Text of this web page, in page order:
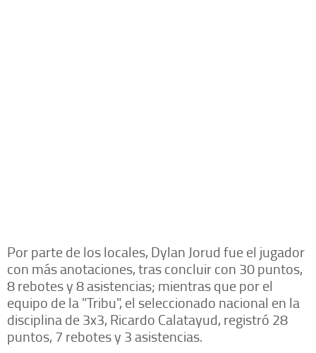
Por parte de los locales, Dylan Jorud fue el jugador
con más anotaciones, tras concluir con 30 puntos,
8 rebotes y 8 asistencias; mientras que por el
equipo de la "Tribu", el seleccionado nacional en la
disciplina de 3x3, Ricardo Calatayud, registró 28
puntos, 7 rebotes y 3 asistencias.